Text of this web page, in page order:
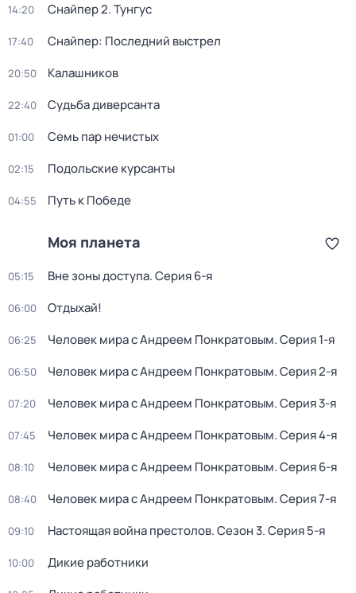
14:20 Снайпер 2. Тунгус
17:40 Снайпер: Последний выстрел
20:50 Калашников
22:40 Судьба диверсанта
01:00 Семь пар нечистых
02:15 Подольские курсанты
04:55 Путь к Победе
Моя планета
05:15 Вне зоны доступа. Серия 6-я
06:00 Отдыхай!
06:25 Человек мира с Андреем Понкратовым. Серия 1-я
06:50 Человек мира с Андреем Понкратовым. Серия 2-я
07:20 Человек мира с Андреем Понкратовым. Серия 3-я
07:45 Человек мира с Андреем Понкратовым. Серия 4-я
08:10 Человек мира с Андреем Понкратовым. Серия 6-я
08:40 Человек мира с Андреем Понкратовым. Серия 7-я
09:10 Настоящая война престолов. Сезон 3. Серия 5-я
10:00 Дикие работники